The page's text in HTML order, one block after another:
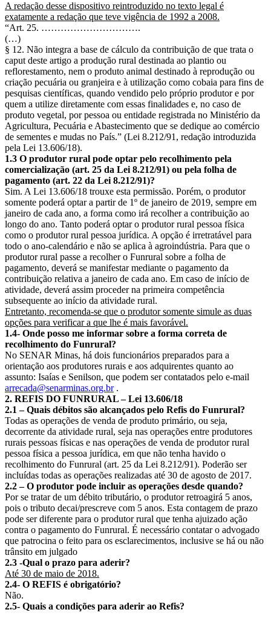
A redação desse dispositivo reintroduzido no texto legal é
exatamente a redação que teve vigência de 1992 a 2008.
“Art. 25. ………………………….
(…)
§ 12. Não integra a base de cálculo da contribuição de que trata o
caput deste artigo a produção rural destinada ao plantio ou
reflorestamento, nem o produto animal destinado à reprodução ou
criação pecuária ou granjeira e à utilização como cobaia para fins de
pesquisas científicas, quando vendido pelo próprio produtor e por
quem a utilize diretamente com essas finalidades e, no caso de
produto vegetal, por pessoa ou entidade registrada no Ministério da
Agricultura, Pecuária e Abastecimento que se dedique ao comércio
de sementes e mudas no País.” (Lei 8.212/91, redação introduzida
pela Lei 13.606/18).
1.3 O produtor rural pode optar pelo recolhimento pela
comercialização (art. 25 da Lei 8.212/91) ou pela folha de
pagamento (art. 22 da Lei 8.212/91)?
Sim. A Lei 13.606/18 trouxe esta permissão. Porém, o produtor
somente poderá optar a partir de 1º de janeiro de 2019, sempre em
janeiro de cada ano, a forma como irá recolher a contribuição ao
longo do ano. Tanto poderá optar o produtor rural pessoa física
como o produtor rural pessoa jurídica. A opção é irretratável para
todo o ano-calendário e não se aplica à agroindústria. Para que o
produtor rural passe a recolher o Funrural sobre a folha de
pagamento, deverá se manifestar mediante o pagamento da
contribuição relativa a janeiro de cada ano. Em caso de início de
atividade, deverá assim proceder na primeira competência
subsequente ao início da atividade rural.
Entretanto, recomenda-se que o produtor somente simule as duas
opções para verificar a que lhe é mais favorável.
1.4- Onde posso me informar sobre a forma correta de
recolhimento do Funrural?
No SENAR Minas, há dois funcionários preparados para a
orientação aos produtores rurais e aos adquirentes quanto ao
assunto: Isaías e Senilson, que podem ser contatados pelo e-mail
arrecada@senarminas.org.br.
2. REFIS DO FUNRURAL – Lei 13.606/18
2.1 – Quais débitos são alcançados pelo Refis do Funrural?
Todas as operações de venda de produto primário, ou seja,
decorrente da atividade rural, seja nas operações entre produtores
rurais pessoas físicas e nas operações de venda de produtor rural
pessoa física a pessoa jurídica, em que não tenha havido o
recolhimento do Funrural (art. 25 da Lei 8.212/91). Poderão ser
incluídas todas as operações realizadas até 30 de agosto de 2017.
2.2 – O produtor pode incluir as operações desde quando?
Por se tratar de um débito tributário, o produtor retroagirá 5 anos,
pois o tributo decai/prescreve com 5 anos. Esta contagem de prazo
pode ser diferente para o produtor rural que tenha ajuizado ação
contra o pagamento do Funrural. É necessário contatar o advogado
que patrocina o feito para os esclarecimentos, inclusive se há ou não
trânsito em julgado
2.3 -Qual o prazo para aderir?
Até 30 de maio de 2018.
2.4- O REFIS é obrigatório?
Não.
2.5- Quais a condições para aderir ao Refis?